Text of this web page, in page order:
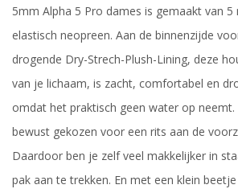
5mm Alpha 5 Pro dames is gemaakt van
elastisch neopreen. Aan de binnenzijde
drogende Dry-Strech-Plush-Lining, deze
van je lichaam, is zacht, comfortabel en
omdat het praktisch geen water op
bewust gekozen voor een rits aan de
Daardoor ben je zelf veel makkelijker in
pak aan te trekken. En met een klein